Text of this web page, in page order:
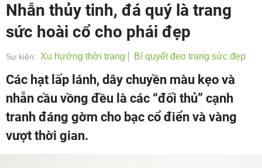
Nhẫn thủy tinh, đá quý là trang
sức hoài cổ cho phái đẹp
Sự kiện: Xu hướng thời trang Bí quyết đeo trang sức đẹp
Các hạt lấp lánh, dây chuyền màu kẹo và
nhẫn cầu vồng đều là các “đối thủ” cạnh
tranh đáng gờm cho bạc cổ điển và vàng
vượt thời gian.